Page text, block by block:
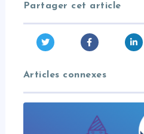
Partager cet article
Articles connexes